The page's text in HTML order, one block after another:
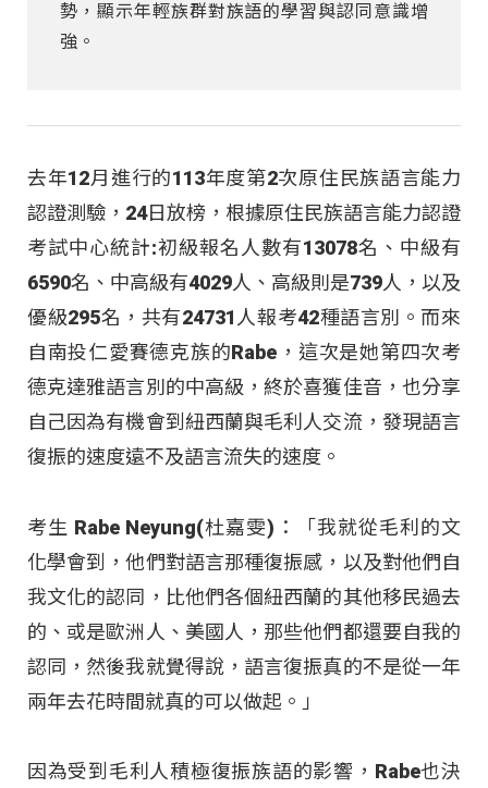
勢，顯示年輕族群對族語的學習與認同意識增
強。
去年12月進行的113年度第2次原住民族語言能力
認證測驗，24日放榜，根據原住民族語言能力認證
考試中心統計:初級報名人數有13078名、中級有
6590名、中高級有4029人、高級則是739人，以及
優級295名，共有24731人報考42種語言別。而來
自南投仁愛賽德克族的Rabe，這次是她第四次考
德克達雅語言別的中高級，終於喜獲佳音，也分享
自己因為有機會到紐西蘭與毛利人交流，發現語言
復振的速度遠不及語言流失的速度。
考生 Rabe Neyung(杜嘉雯)：「我就從毛利的文
化學會到，他們對語言那種復振感，以及對他們自
我文化的認同，比他們各個紐西蘭的其他移民過去
的、或是歐洲人、美國人，那些他們都還要自我的
認同，然後我就覺得說，語言復振真的不是從一年
兩年去花時間就真的可以做起。」
因為受到毛利人積極復振族語的影響，Rabe也決